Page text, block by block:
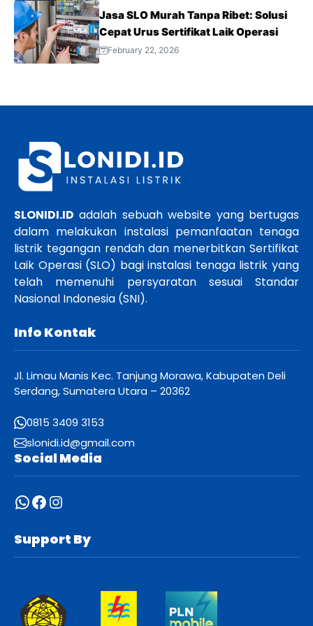
Jasa SLO Murah Tanpa Ribet: Solusi
Cepat Urus Sertifikat Laik Operasi
February 22, 2026
SLONIDI.ID adalah sebuah website yang bertugas
dalam melakukan instalasi pemanfaatan tenaga
listrik tegangan rendah dan menerbitkan Sertifikat
Laik Operasi (SLO) bagi instalasi tenaga listrik yang
telah memenuhi persyaratan sesuai Standar
Nasional Indonesia (SNI).
Info Kontak
Jl. Limau Manis Kec. Tanjung Morawa, Kabupaten Deli
Serdang, Sumatera Utara – 20362
0815 3409 3153
slonidi.id@gmail.com
Social Media
WhatsApp
Facebook
Instagram
Support By